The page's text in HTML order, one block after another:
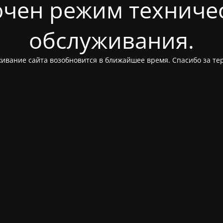
режим
обслуживания.
сайта возобновится в ближайшее время. Спасибо за